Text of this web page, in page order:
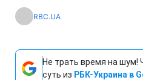
RBC.UA
Не трать время на шум!
суть из РБК-Украина в